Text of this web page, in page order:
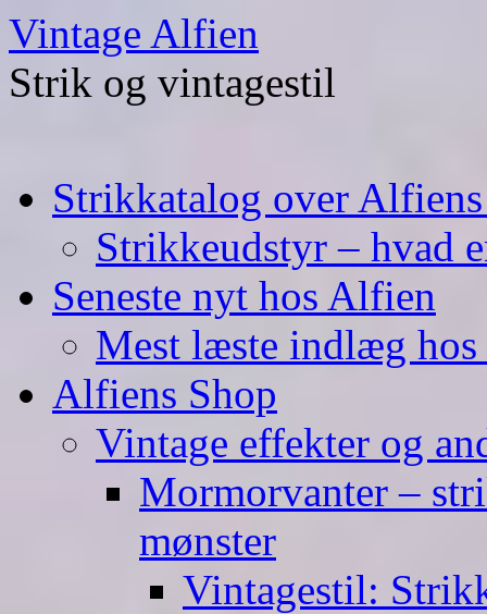
Skip
to
content
Vintage Alfien
Strik og vintagestil
Strikkatalog over
Strikkeudstyr – hvad
Seneste nyt hos Alfien
Mest læste indlæg
Alfiens Shop
Vintage effekter og
Mormorvanter –
mønster
Vintagestil: